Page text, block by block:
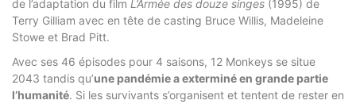
de l’adaptation du film L’Armée des douze singes (1995) de
Terry Gilliam avec en tête de casting Bruce Willis, Madeleine
Stowe et Brad Pitt.
Avec ses 46 épisodes pour 4 saisons, 12 Monkeys se situe
2043 tandis qu’une pandémie a exterminé en grande partie
l’humanité. Si les survivants s’organisent et tentent de rester en